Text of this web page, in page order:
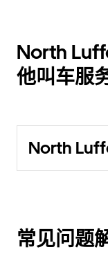
North
他叫车服
North
常见问题